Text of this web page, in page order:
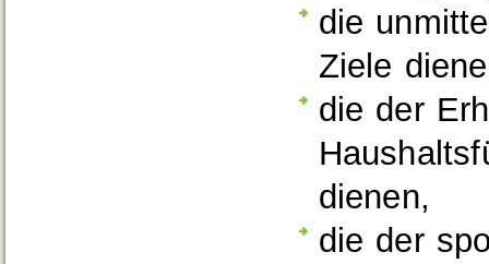
die
Ziele
die der
dienen,
die der